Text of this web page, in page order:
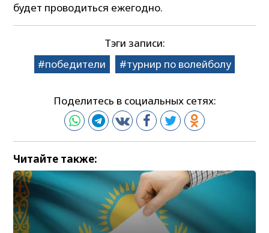
будет проводиться ежегодно.
Тэги записи:
победители
турнир по волейболу
Поделитесь в социальных сетях:
Читайте также: